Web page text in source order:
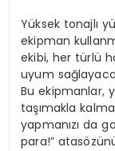
Yüksek tonajlı
ekipman
ekibi, her türlü
uyum
Bu ekipmanlar,
taşımakla
yapmanızı da
para!”